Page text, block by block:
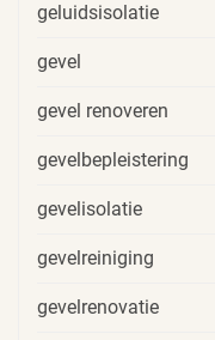
geluidsisolatie
gevel
gevel renoveren
gevelbepleistering
gevelisolatie
gevelreiniging
gevelrenovatie